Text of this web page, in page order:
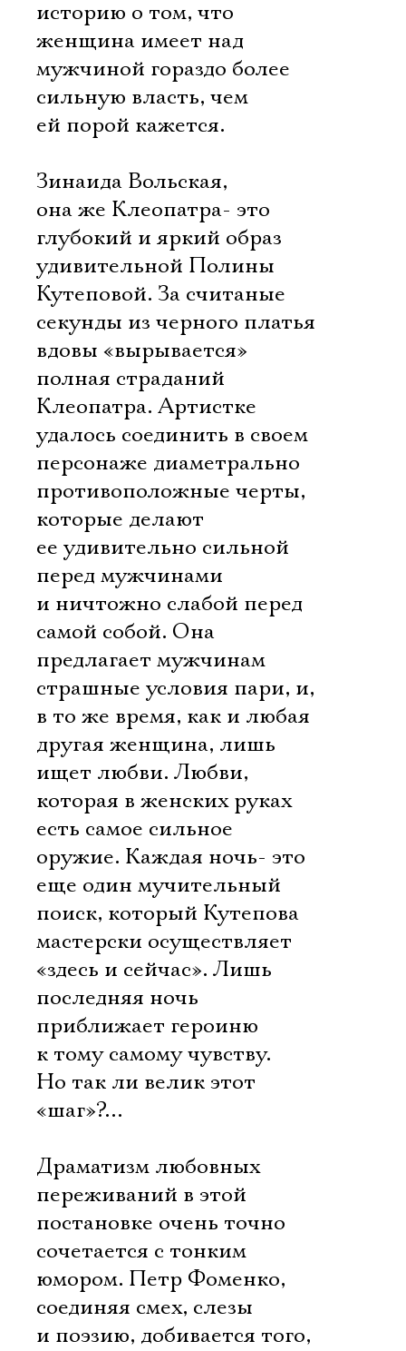
историю о том, что
женщина имеет над
мужчиной гораздо более
сильную власть, чем
ей порой кажется.
Зинаида Вольская,
она же Клеопатра- это
глубокий и яркий образ
удивительной Полины
Кутеповой. За считаные
секунды из черного платья
вдовы «вырывается»
полная страданий
Клеопатра. Артистке
удалось соединить в своем
персонаже диаметрально
противоположные черты,
которые делают
ее удивительно сильной
перед мужчинами
и ничтожно слабой перед
самой собой. Она
предлагает мужчинам
страшные условия пари, и,
в то же время, как и любая
другая женщина, лишь
ищет любви. Любви,
которая в женских руках
есть самое сильное
оружие. Каждая ночь- это
еще один мучительный
поиск, который Кутепова
мастерски осуществляет
«здесь и сейчас». Лишь
последняя ночь
приближает героиню
к тому самому чувству.
Но так ли велик этот
«шаг»?…
Драматизм любовных
переживаний в этой
постановке очень точно
сочетается с тонким
юмором. Петр Фоменко,
соединяя смех, слезы
и поэзию, добивается того,